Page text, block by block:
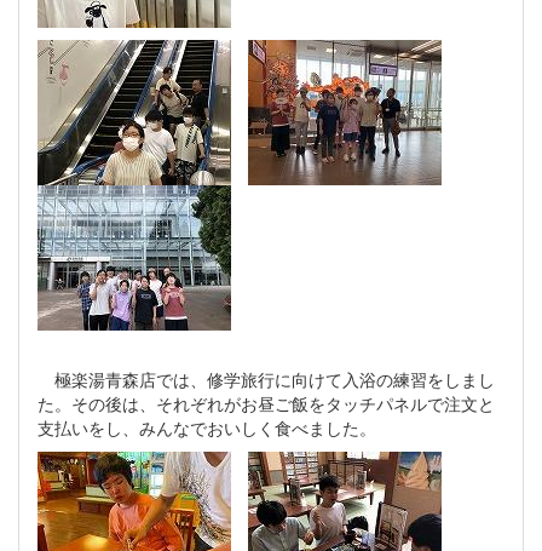
極楽湯青森店では、修学旅行に向けて入浴の練習をしまし
た。その後は、それぞれがお昼ご飯をタッチパネルで注文と
支払いをし、みんなでおいしく食べました。